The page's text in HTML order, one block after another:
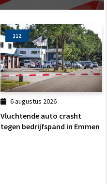
112
6 augustus 2026
Vluchtende auto crasht
tegen bedrijfspand in Emmen